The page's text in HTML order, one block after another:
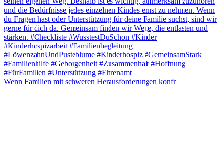
Wenn Familien mit schweren Herausforderungen konfr